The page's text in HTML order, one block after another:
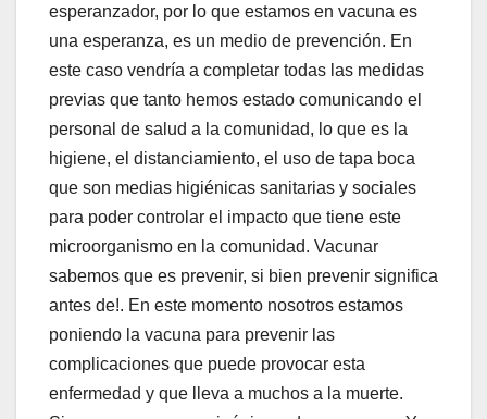
esperanzador, por lo que estamos en vacuna es
una esperanza, es un medio de prevención. En
este caso vendría a completar todas las medidas
previas que tanto hemos estado comunicando el
personal de salud a la comunidad, lo que es la
higiene, el distanciamiento, el uso de tapa boca
que son medias higiénicas sanitarias y sociales
para poder controlar el impacto que tiene este
microorganismo en la comunidad. Vacunar
sabemos que es prevenir, si bien prevenir significa
antes de!. En este momento nosotros estamos
poniendo la vacuna para prevenir las
complicaciones que puede provocar esta
enfermedad y que lleva a muchos a la muerte.